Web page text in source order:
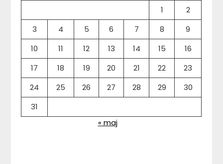
1
2
3
4 5 6 7 8
9
10
11 12 13 14 15
16
17
18 19 20 21 22
23
24
25 26 27 28 29
30
31
« maj